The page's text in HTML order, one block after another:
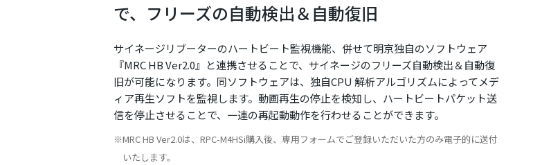
で、フリーズの自動検出＆自動復旧
サイネージリブーターのハートビート監視機能、併せて明京独自のソフトウェア
『MRC HB Ver2.0』と連携させることで、サイネージのフリーズ自動検出＆自動復
旧が可能になります。同ソフトウェアは、独自CPU 解析アルゴリズムによってメデ
ィア再生ソフトを監視します。動画再生の停止を検知し、ハートビートパケット送
信を停止させることで、一連の再起動動作を行わせることができます。
MRC HB Ver2.0は、RPC-M4HSi購入後、専用フォームでご登録いただいた方のみ電子的に送付
いたします。